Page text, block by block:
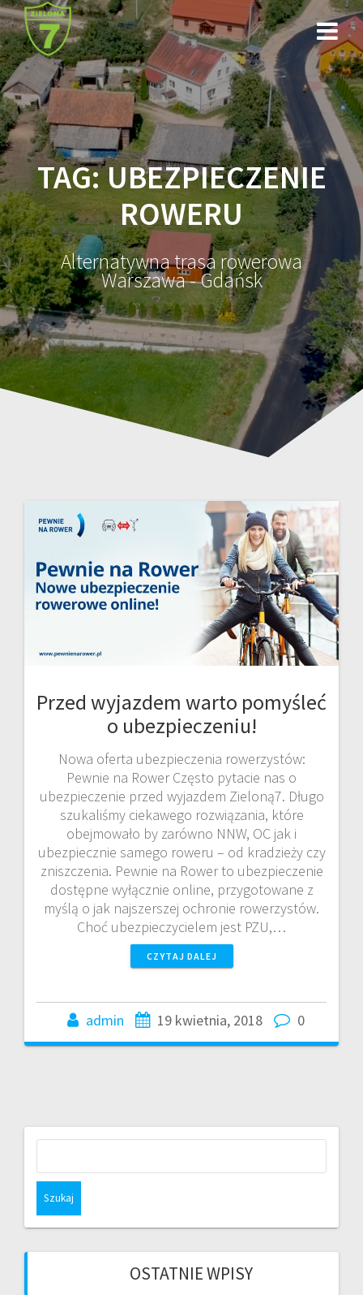
do
treści
TAG:UBEZPIECZENIE
ROWERU
Alternatywna trasa rowerowa
Warszawa - Gdańsk
Przed wyjazdem warto pomyśleć
o ubezpieczeniu!
Nowa oferta ubezpieczenia rowerzystów:
Pewnie na Rower Często pytacie nas o
ubezpieczenie przed wyjazdem Zieloną7. Długo
szukaliśmy ciekawego rozwiązania, które
obejmowało by zarówno NNW, OC jak i
ubezpiecznie samego roweru – od kradzieży czy
zniszczenia. Pewnie na Rower to ubezpieczenie
dostępne wyłącznie online, przygotowane z
myślą o jak najszerszej ochronie rowerzystów.
Choć ubezpieczycielem jest PZU,…
CZYTAJ DALEJ
admin 19 kwietnia, 2018 0
OSTATNIE WPISY